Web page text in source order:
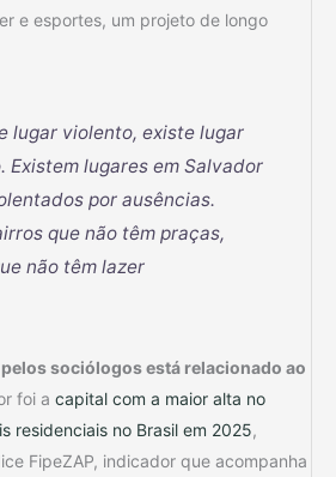
e esportes, um projeto de longo
lugar violento, existe lugar
Existem lugares em Salvador
por ausências.
que não têm praças,
não têm lazer
sociólogos está relacionado ao
foi a capital com a maior alta no
residenciais no Brasil em 2025,
FipeZAP, indicador que acompanha